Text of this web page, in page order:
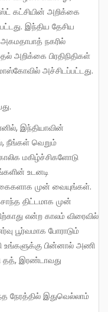
கட்சியின் அறிக்கை
இந்திய தேசிய
நகரில்
அறிக்கை பிரதிநிதிகள்
அச்சிடப்பட்டது.
நீங்கள் வெறும்
மகிழ்ச்சிகளோடு
உடனடி
முன் வையுங்கள்.
திட்டமாக முன்
என்ற காலம் விரைவில்
பூர்வமாக போராடும்
பின்னால் அணி
தத், இரண்டாவது